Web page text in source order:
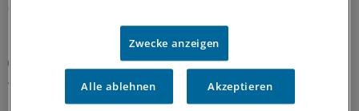
03.07.2026
Praxiswissen Geldanlage
Anpassung des Portfolios: Warum weniger oft
Zwecke anzeigen
Alle ablehnen Akzeptieren